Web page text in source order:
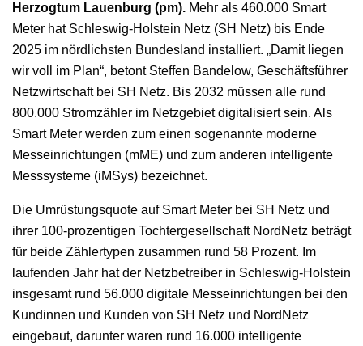
Herzogtum Lauenburg (pm). Mehr als 460.000 Smart
Meter hat Schleswig-Holstein Netz (SH Netz) bis Ende
2025 im nördlichsten Bundesland installiert. „Damit liegen
wir voll im Plan“, betont Steffen Bandelow, Geschäftsführer
Netzwirtschaft bei SH Netz. Bis 2032 müssen alle rund
800.000 Stromzähler im Netzgebiet digitalisiert sein. Als
Smart Meter werden zum einen sogenannte moderne
Messeinrichtungen (mME) und zum anderen intelligente
Messsysteme (iMSys) bezeichnet.
Die Umrüstungsquote auf Smart Meter bei SH Netz und
ihrer 100-prozentigen Tochtergesellschaft NordNetz beträgt
für beide Zählertypen zusammen rund 58 Prozent. Im
laufenden Jahr hat der Netzbetreiber in Schleswig-Holstein
insgesamt rund 56.000 digitale Messeinrichtungen bei den
Kundinnen und Kunden von SH Netz und NordNetz
eingebaut, darunter waren rund 16.000 intelligente